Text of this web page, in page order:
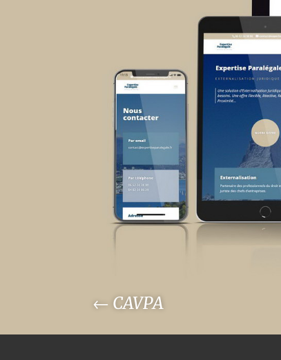
← CAVPA